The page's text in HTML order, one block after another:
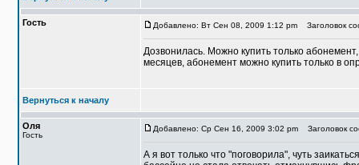
Гость Добавлено: Вт Сен 08, 2009 1:12 pm Заголовок
Дозвонилась. Можно купить только
месяцев, абонемент можно купить только в
Вернуться к началу
Оля
Гость
Добавлено: Ср Сен 16, 2009 3:02 pm Заголовок
А я вот только что "поговорила", чуть